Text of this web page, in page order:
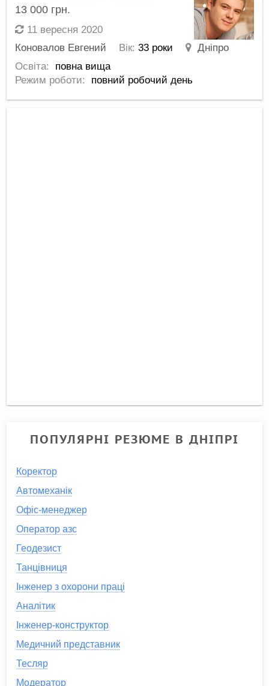
13 000 грн.
11 вересня 2020
Коновалов Евгений
Вік: 33 роки
Дніпро
Освіта:
повна вища
Режим роботи:
повний робочий день
ПОПУЛЯРНІ РЕЗЮМЕ В ДНІПРІ
Коректор
Автомеханік
Офіс-менеджер
Оператор азс
Геодезист
Танцівниця
Інженер з охорони праці
Аналітик
Інженер-конструктор
Медичний представник
Тесляр
Модератор